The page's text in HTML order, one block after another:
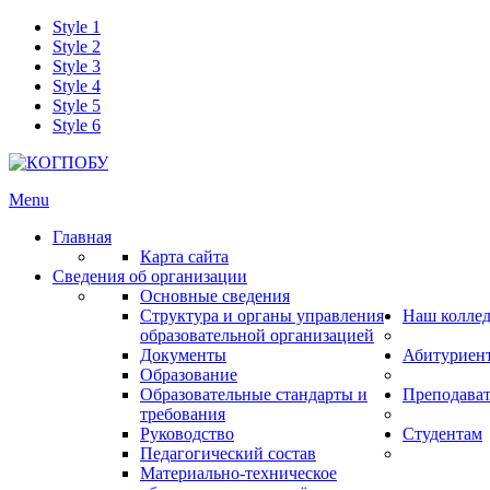
Style 1
Style 2
Style 3
Style 4
Style 5
Style 6
Menu
Главная
Карта сайта
Сведения об организации
Основные сведения
Структура и органы управления
образовательной организацией
Документы
Образование
Образовательные стандарты и
требования
Руководство
Педагогический состав
Материально-техническое
Наш
Студентам